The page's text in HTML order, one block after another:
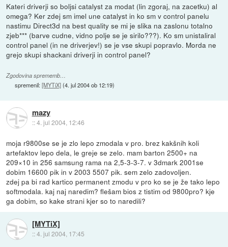
Kateri driverji so boljsi catalyst za modat (lin zgoraj, na zacetku) al
omega? Ker zdej sm imel une catalyst in ko sm v control panelu
nastimu Direct3d na best quality se mi je slika na zaslonu totalno
zjeb*** (barve cudne, vidno polje se je sirilo???). Ko sm unistaliral
control panel (in ne driverjev!) se je vse skupi popravlo. Morda ne
grejo skupi shackani driverji in control panel?
Zgodovina sprememb…
spremenil:[MYTiX](4. jul 2004 ob 12:19)
mazy
::4. jul 2004, 12:46
moja r9800se se je zlo lepo zmodala v pro. brez kakšnih koli
artefaktov lepo dela, le greje se zelo. mam barton 2500+ na
209×10 in 256 samsung rama na 2,5-3-3-7. v 3dmark 2001se
dobim 16600 pik in v 2003 5507 pik. sem zelo zadovoljen.
zdej pa bi rad kartico permanent zmodu v pro ko se je že tako lepo
softmodala. kaj naj naredim? flešam bios z tistim od 9800pro? kje
ga dobim, so kake strani kjer so to naredili?
[MYTiX]
::4. jul 2004, 17:45